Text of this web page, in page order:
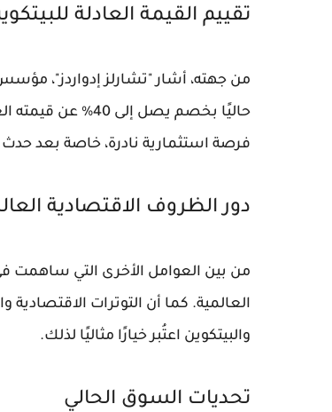
تقييم القيمة العادلة
من جهته، أشار "تشارلز إدواردز"،
فرصة استثمارية نادرة، خاصة بعد
دور الظروف الاقتصادية
من بين العوامل الأخرى التي ساهمت في
العالمية. كما أن التوترات
والبيتكوين اعتُبر خيارًا مثاليًا لذلك.
تحديات السوق الحالي